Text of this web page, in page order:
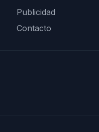
Publicidad
Contacto